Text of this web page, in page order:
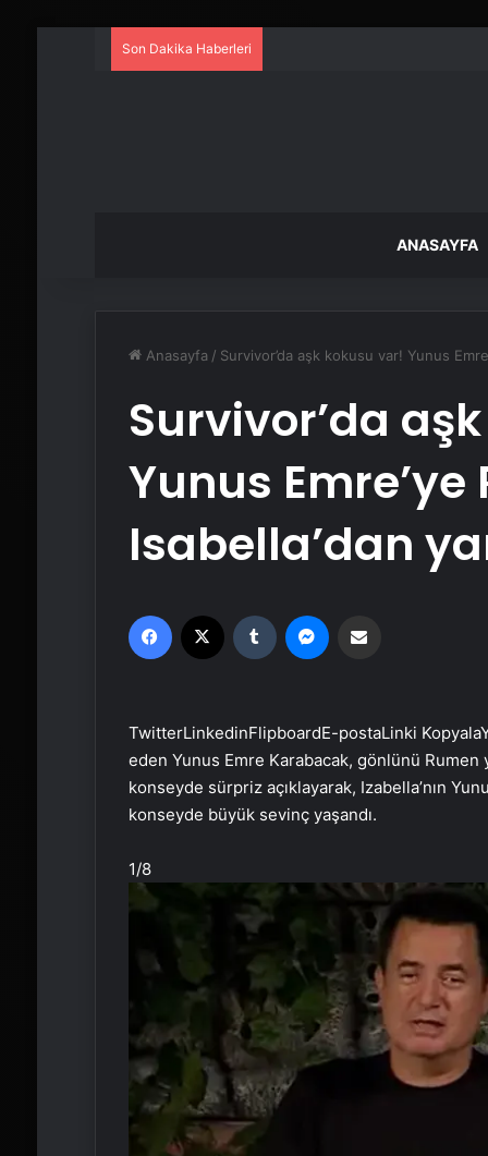
Son Dakika Haberleri
ANASAYFA
Anasayfa / Survivor’da aşk kokusu var! Yunus
Survivor’da
Yunus Emre’ye
Isabella’dan
Facebook Tumblr
TwitterLinkedinFlipboardE-postaLinki Kopyala
eden Yunus Emre Karabacak, gönlünü Rumen
konseyde sürpriz açıklayarak, Izabella’nın
konseyde büyük sevinç yaşandı.
1/8